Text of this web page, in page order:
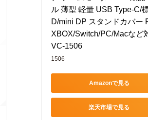
ル 薄型 軽量 USB Type-C/
D/mini DP スタンドカバー
XBOX/Switch/PC/Macなど
VC-1506
1506
Amazonで見る
楽天市場で見る